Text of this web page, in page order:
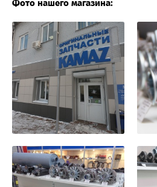
Фото нашего магазина: